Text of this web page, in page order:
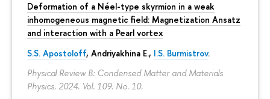
Deformation of a Néel-type skyrmion in a weak
inhomogeneous magnetic field: Magnetization Ansatz
and interaction with a Pearl vortex
S.S. Apostoloff, Andriyakhina E., I.S. Burmistrov.
Physical Review B: Condensed Matter and Materials
Physics. 2024. Vol. 109. No. 10.